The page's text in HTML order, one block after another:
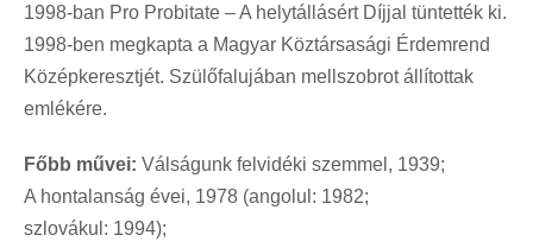
1998-ban Pro Probitate – A helytállásért Díjjal tüntették ki.
1998-ben megkapta a Magyar Köztársasági Érdemrend
Középkeresztjét. Szülőfalujában mellszobrot állítottak
emlékére.
Főbb művei: Válságunk felvidéki szemmel, 1939;
A hontalanság évei, 1978 (angolul: 1982;
szlovákul: 1994);